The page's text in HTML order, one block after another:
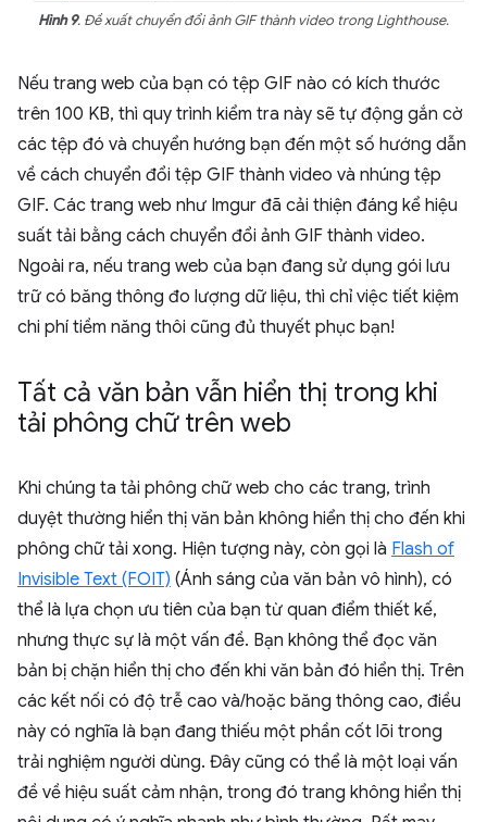
Hình 9. Đề xuất chuyển đổi ảnh GIF thành video trong Lighthouse.
Nếu trang web của bạn có tệp GIF nào có kích thước
trên 100 KB, thì quy trình kiểm tra này sẽ tự động gắn cờ
các tệp đó và chuyển hướng bạn đến một số hướng dẫn
về cách chuyển đổi tệp GIF thành video và nhúng tệp
GIF. Các trang web như Imgur đã cải thiện đáng kể hiệu
suất tải bằng cách chuyển đổi ảnh GIF thành video.
Ngoài ra, nếu trang web của bạn đang sử dụng gói lưu
trữ có băng thông đo lượng dữ liệu, thì chỉ việc tiết kiệm
chi phí tiềm năng thôi cũng đủ thuyết phục bạn!
Tất cả văn bản vẫn hiển thị trong khi
tải phông chữ trên web
Khi chúng ta tải phông chữ web cho các trang, trình
duyệt thường hiển thị văn bản không hiển thị cho đến khi
phông chữ tải xong. Hiện tượng này, còn gọi là Flash of
Invisible Text (FOIT) (Ánh sáng của văn bản vô hình), có
thể là lựa chọn ưu tiên của bạn từ quan điểm thiết kế,
nhưng thực sự là một vấn đề. Bạn không thể đọc văn
bản bị chặn hiển thị cho đến khi văn bản đó hiển thị. Trên
các kết nối có độ trễ cao và/hoặc băng thông cao, điều
này có nghĩa là bạn đang thiếu một phần cốt lõi trong
trải nghiệm người dùng. Đây cũng có thể là một loại vấn
đề về hiệu suất cảm nhận, trong đó trang không hiển thị